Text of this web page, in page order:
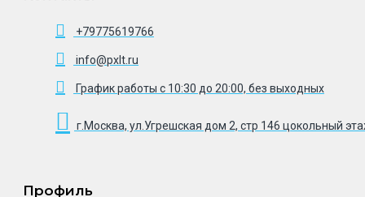
+79775619766
info@pxlt.ru
График работы с 10:30 до 20:00, без выходных
г.Москва, ул.Угрешская дом 2, стр 146 цокольный
Профиль